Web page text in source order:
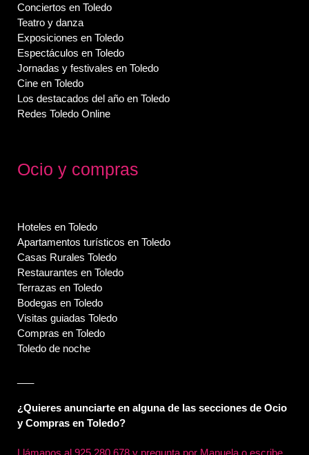
Conciertos en Toledo
Teatro y danza
Exposiciones en Toledo
Espectáculos en Toledo
Jornadas y festivales en Toledo
Cine en Toledo
Los destacados del año en Toledo
Redes Toledo Online
Ocio y compras
Hoteles en Toledo
Apartamentos turísticos en Toledo
Casas Rurales Toledo
Restaurantes en Toledo
Terrazas en Toledo
Bodegas en Toledo
Visitas guiadas Toledo
Compras en Toledo
Toledo de noche
¿Quieres anunciarte en alguna de las secciones de Ocio
y Compras en Toledo?